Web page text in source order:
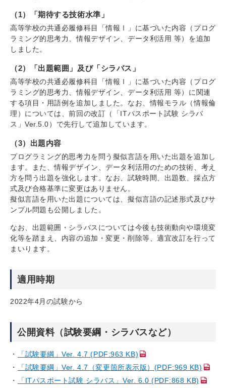
（1）「期待する技術水準」
高等学校の共通必履修科目「情報Ⅰ」に基づいた内容（プログ
ラミング的思考力、情報デザイン、データ利活用 等）を追加
しました。
（2）「出題範囲」及び「シラバス」
高等学校の共通必履修科目「情報Ⅰ」に基づいた内容（プログ
ラミング的思考力、情報デザイン、データ利活用 等）に関連
する項目・用語例を追加しました。なお、情報モラル（情報倫
理）については、前回の改訂（「ITパスポート試験 シラバ
ス」Ver.5.0）で先行して追加しています。
（3）出題内容
プログラミング的思考力を問う擬似言語を用いた出題を追加し
ます。また、情報デザイン、データ利活用のための技術、考え
方を問う出題を強化します。なお、試験時間、出題数、採点方
式及び合格基準に変更はありません。
擬似言語を用いた出題については、擬似言語の記述形式及びサ
ンプル問題も公開しました。
なお、出題範囲・シラバスについては今後も技術動向や環境変
化等を踏まえ、内容の追加・変更・削除等、適宜改訂を行って
まいります。
適用時期
2022年4月の試験から
公開資料（試験要綱・シラバスなど）
「試験要綱」Ver. 4.7 (PDF:963 KB)
「試験要綱」Ver. 4.7（変更箇所表示版）(PDF:969 KB)
「ITパスポート試験 シラバス」Ver. 6.0 (PDF:868 KB)